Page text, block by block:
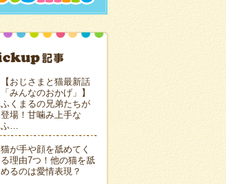
【おじさまと猫最新話
「みんなのおかげ」】
ふくまるの兄弟たちが
登場！甘噛み上手な
ふ…
猫が手や顔を舐めてく
る理由7つ！他の猫を舐
めるのは愛情表現？